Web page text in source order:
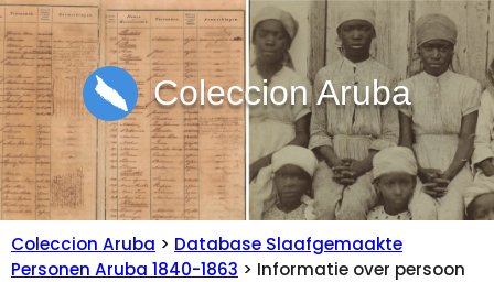
Coleccion Aruba
Coleccion Aruba > Database Slaafgemaakte
Personen Aruba 1840-1863 > Informatie over persoon